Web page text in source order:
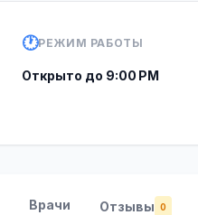
🕐РЕЖИМ РАБОТЫ
Открыто до 9:00 PM
Врачи Отзывы 0